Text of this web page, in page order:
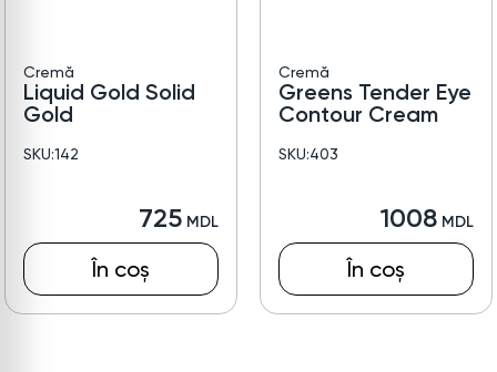
Cremă
Liquid Gold Solid
Gold
SKU:142
725
În coș
Cremă
Greens Tender Eye
Contour Cream
SKU:403
1008
În coș